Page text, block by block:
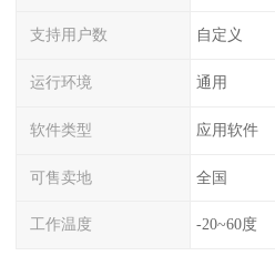
支持用户数 自定义
运行环境 通用
软件类型 应用软件
可售卖地 全国
工作温度 -20~60度